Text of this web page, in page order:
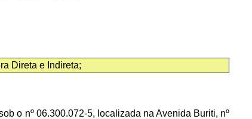
Direta e Indireta;
o nº 06.300.072-5, localizada na Avenida Buriti, nº